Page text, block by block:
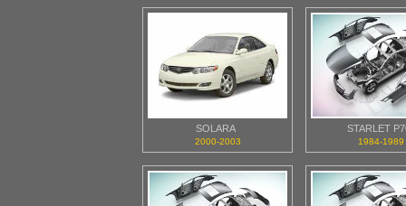
SOLARA
2000-2003
STARLET
1984-1989